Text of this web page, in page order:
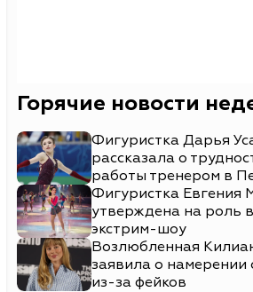
Горячие новости
Фигуристка Дарья
рассказала о
работы тренером в
Фигуристка Евгения
утверждена на роль
экстрим-шоу
Возлюбленная
заявила о намерении
из-за фейков